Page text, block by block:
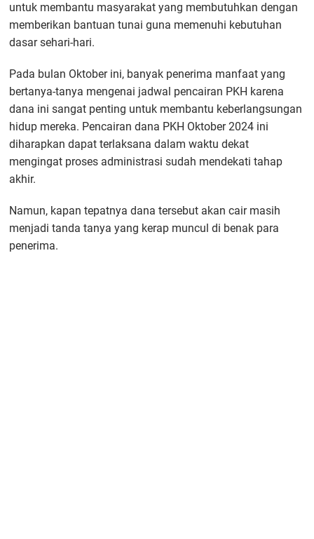
untuk membantu masyarakat yang membutuhkan dengan
memberikan bantuan tunai guna memenuhi kebutuhan
dasar sehari-hari.
Pada bulan Oktober ini, banyak penerima manfaat yang
bertanya-tanya mengenai jadwal pencairan PKH karena
dana ini sangat penting untuk membantu keberlangsungan
hidup mereka. Pencairan dana PKH Oktober 2024 ini
diharapkan dapat terlaksana dalam waktu dekat
mengingat proses administrasi sudah mendekati tahap
akhir.
Namun, kapan tepatnya dana tersebut akan cair masih
menjadi tanda tanya yang kerap muncul di benak para
penerima.